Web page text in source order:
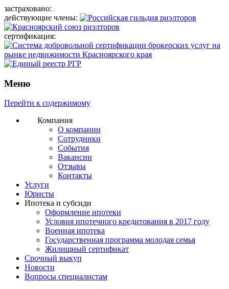
застраховано:
действующие члены:
сертификация:
Меню
Перейти к содержимому
Компания
О компании
Сотрудники
События
Вакансии
Отзывы
Контакты
Услуги
Юристы
Ипотека и субсиди
Оформление ипотеки
Условия ипотечного кредитования в 2017 году
Военная ипотека
Государственная программа молодая семья
Жилищный сертификат
Срочный выкуп
Новости
Вопросы специалистам